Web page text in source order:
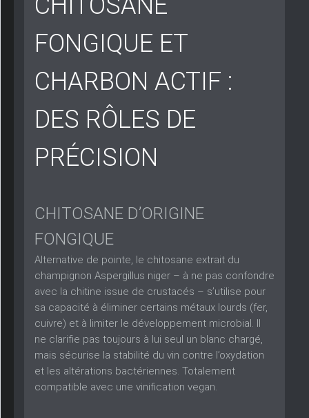
FONGIQUE ET
CHARBON ACTIF :
DES RÔLES DE
PRÉCISION
CHITOSANE D’ORIGINE
FONGIQUE
Alternative de pointe, le chitosane extrait du
champignon Aspergillus niger – à ne pas confondre
avec la chitine issue de crustacés – s’utilise pour
sa capacité à éliminer certains métaux lourds (fer,
cuivre) et à limiter le développement microbial. Il
ne clarifie pas toujours à lui seul un blanc chargé,
mais sécurise la stabilité du vin contre l’oxydation
et les altérations bactériennes. Totalement
compatible avec une vinification vegan.